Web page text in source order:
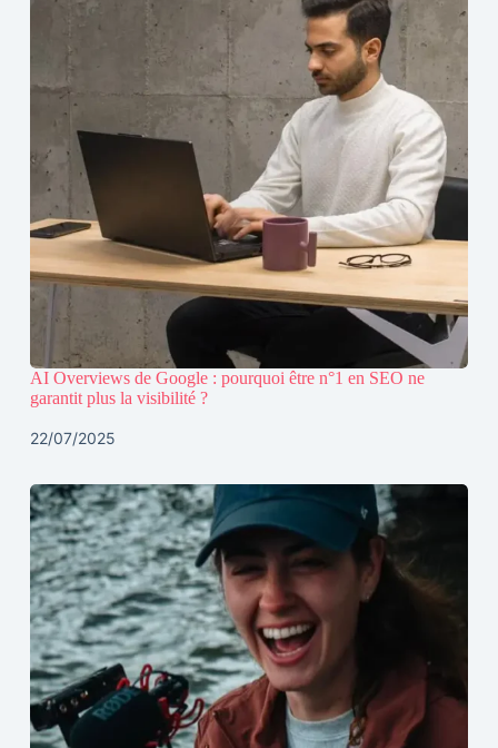
AI Overviews de Google : pourquoi être n°1 en SEO ne
garantit plus la visibilité ?
22/07/2025